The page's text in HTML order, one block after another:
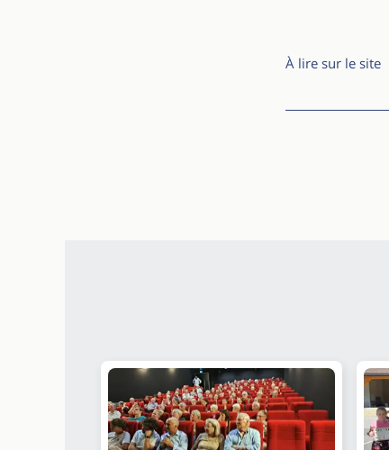
À lire sur le site